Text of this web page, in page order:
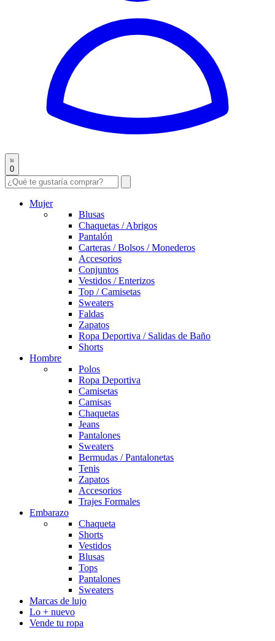
0
Mujer
Blusas
Chaquetas / Abrigos
Pantalón
Carteras / Bolsos / Monederos
Accesorios
Conjuntos
Vestidos / Enterizos
Top / Camisetas
Sweaters
Faldas
Zapatos
Ropa Deportiva / Salidas de Baño
Shorts
Hombre
Polos
Ropa Deportiva
Camisetas
Camisas
Chaquetas
Jeans
Pantalones
Sweaters
Bermudas / Pantalonetas
Tenis
Zapatos
Accesorios
Trajes Formales
Embarazo
Chaqueta
Shorts
Vestidos
Blusas
Tops
Pantalones
Sweaters
Marcas de lujo
Lo + nuevo
Vende tu ropa